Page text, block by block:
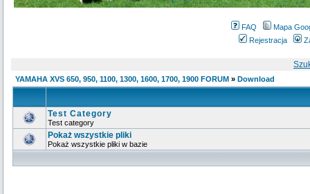
FAQ
Mapa
Rejestracja
YAMAHA XVS 650, 950, 1100, 1300, 1600, 1700, 1900 FORUM » Download
Test Category
Test category
Pokaż wszystkie pliki
Pokaż wszystkie pliki w bazie